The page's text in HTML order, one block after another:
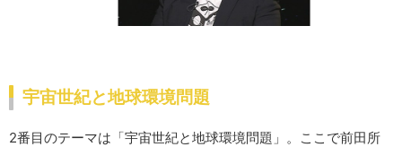
宇宙世紀と地球環境問題
2番目のテーマは「宇宙世紀と地球環境問題」。ここで前田所